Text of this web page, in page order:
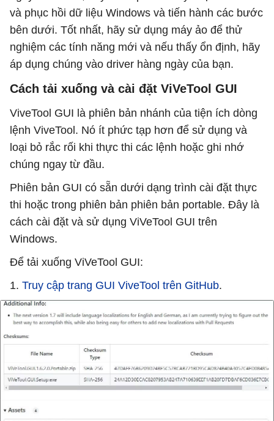
và phục hồi dữ liệu Windows và tiến hành các bước
bên dưới. Tốt nhất, hãy sử dụng máy ảo để thử
nghiệm các tính năng mới và nếu thấy ổn định, hãy
áp dụng chúng vào driver hàng ngày của bạn.
Cách tải xuống và cài đặt ViVeTool GUI
ViveTool GUI là phiên bản nhánh của tiện ích dòng
lệnh ViveTool. Nó ít phức tạp hơn để sử dụng và
loại bỏ rắc rối khi thực thi các lệnh hoặc ghi nhớ
chúng ngay từ đầu.
Phiên bản GUI có sẵn dưới dạng trình cài đặt thực
thi hoặc trong phiên bản phiên bản portable. Đây là
cách cài đặt và sử dụng ViVeTool GUI trên
Windows.
Để tải xuống ViVeTool GUI:
1. Truy cập trang GUI ViveTool trên GitHub.